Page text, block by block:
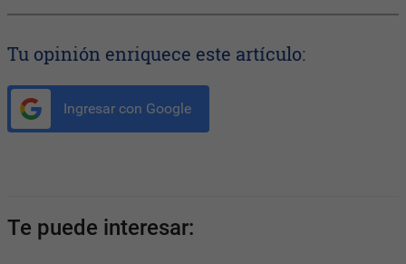
Tu opinión enriquece este artículo:
Ingresar con Google
Te puede interesar: